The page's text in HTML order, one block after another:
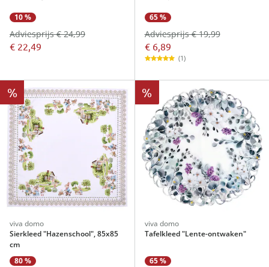
10 %
€ 22,49
Adviesprijs € 24,99
65 %
€ 6,89
Adviesprijs € 19,99
(1)
%
viva domo
Sierkleed "Hazenschool", 85x85
cm
80 %
%
viva domo
Tafelkleed "Lente-ontwaken"
65 %